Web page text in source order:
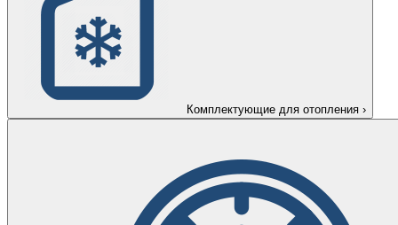
Комплектующие для отопления ›